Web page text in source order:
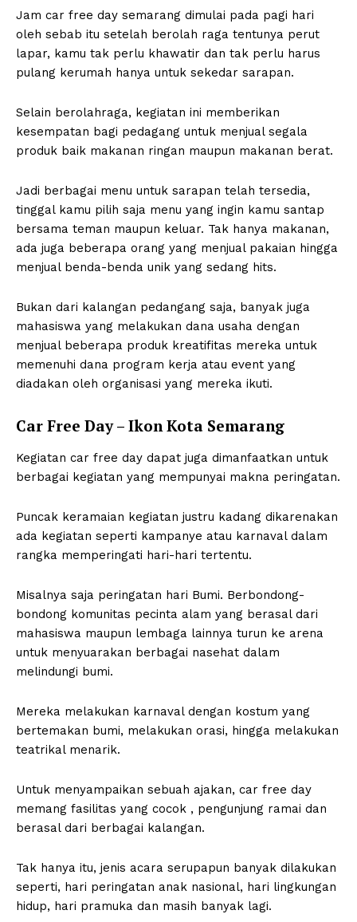
Jam car free day semarang dimulai pada pagi hari
oleh sebab itu setelah berolah raga tentunya perut
lapar, kamu tak perlu khawatir dan tak perlu harus
pulang kerumah hanya untuk sekedar sarapan.
Selain berolahraga, kegiatan ini memberikan
kesempatan bagi pedagang untuk menjual segala
produk baik makanan ringan maupun makanan berat.
Jadi berbagai menu untuk sarapan telah tersedia,
tinggal kamu pilih saja menu yang ingin kamu santap
bersama teman maupun keluar. Tak hanya makanan,
ada juga beberapa orang yang menjual pakaian hingga
menjual benda-benda unik yang sedang hits.
Bukan dari kalangan pedangang saja, banyak juga
mahasiswa yang melakukan dana usaha dengan
menjual beberapa produk kreatifitas mereka untuk
memenuhi dana program kerja atau event yang
diadakan oleh organisasi yang mereka ikuti.
Car Free Day – Ikon Kota Semarang
Kegiatan car free day dapat juga dimanfaatkan untuk
berbagai kegiatan yang mempunyai makna peringatan.
Puncak keramaian kegiatan justru kadang dikarenakan
ada kegiatan seperti kampanye atau karnaval dalam
rangka memperingati hari-hari tertentu.
Misalnya saja peringatan hari Bumi. Berbondong-
bondong komunitas pecinta alam yang berasal dari
mahasiswa maupun lembaga lainnya turun ke arena
untuk menyuarakan berbagai nasehat dalam
melindungi bumi.
Mereka melakukan karnaval dengan kostum yang
bertemakan bumi, melakukan orasi, hingga melakukan
teatrikal menarik.
Untuk menyampaikan sebuah ajakan, car free day
memang fasilitas yang cocok , pengunjung ramai dan
berasal dari berbagai kalangan.
Tak hanya itu, jenis acara serupapun banyak dilakukan
seperti, hari peringatan anak nasional, hari lingkungan
hidup, hari pramuka dan masih banyak lagi.